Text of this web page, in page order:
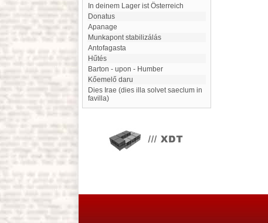
In deinem Lager ist Österreich
Donatus
Apanage
munkapont stabilizálás
Antofagasta
Hűtés
Barton - upon - Humber
Kőemelő daru
dies Irae (dies illa solvet saeclum in
favilla)